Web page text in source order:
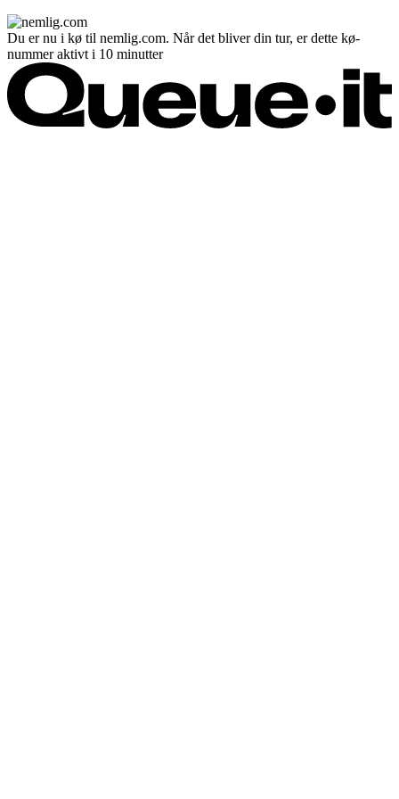
Du er nu i kø til nemlig.com. Når det bliver din tur, er dette kø-
nummer aktivt i 10 minutter